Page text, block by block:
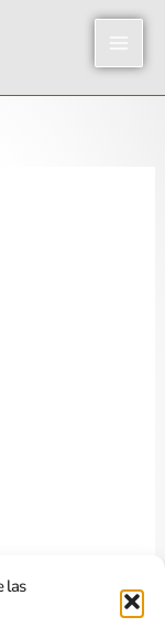
las